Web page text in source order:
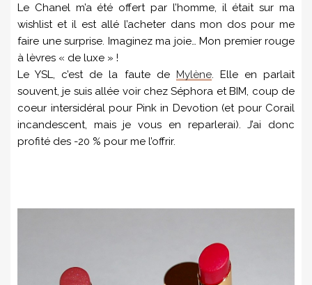
Le Chanel m’a été offert par l’homme, il était sur ma
wishlist et il est allé l’acheter dans mon dos pour me
faire une surprise. Imaginez ma joie… Mon premier rouge
à lèvres « de luxe » !
Le YSL, c’est de la faute de Mylène. Elle en parlait
souvent, je suis allée voir chez Séphora et BIM, coup de
coeur intersidéral pour Pink in Devotion (et pour Corail
incandescent, mais je vous en reparlerai). J’ai donc
profité des -20 % pour me l’offrir.